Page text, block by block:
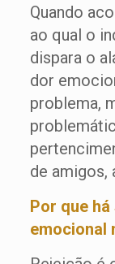
Quando
ao qual o
dispara o
dor
problema,
de amigos,
Por que
emocional